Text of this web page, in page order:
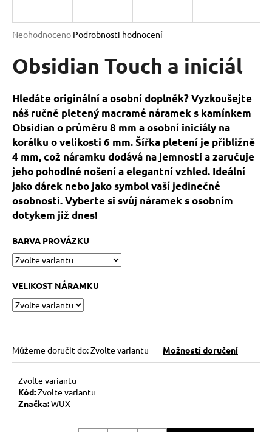
Průměrné
produktu
je
5
hvězdiček.
Neohodnoceno Podrobnosti hodnocení
Obsidian Touch a iniciál
Hledáte originální a osobní doplněk? Vyzkoušejte
náš ručně pletený macramé náramek s kamínkem
Obsidian o průměru 8 mm a osobní iniciály na
korálku o velikosti 6 mm. Šířka pletení je přibližně
4 mm, což náramku dodává na jemnosti a zaručuje
jeho pohodlné nošení a elegantní vzhled. Ideální
jako dárek nebo jako symbol vaší jedinečné
osobnosti. Vyberte si svůj náramek s osobním
dotykem již dnes!
BARVA PROVÁZKU
VELIKOST NÁRAMKU
Můžeme doručit do:Zvolte variantu Možnosti doručení
Zvolte variantu
Kód:Zvolte variantu
Značka:WUX
j
t
?
HLEDAT
D
o
p
o
r
u
u
j
e
KABBALAH
ONE
SILVER
Kč